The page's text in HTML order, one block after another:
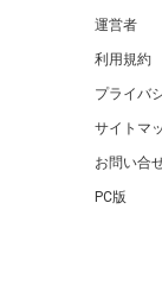
運営者
利用規約
プライバ
サイトマ
お問い合
PC版